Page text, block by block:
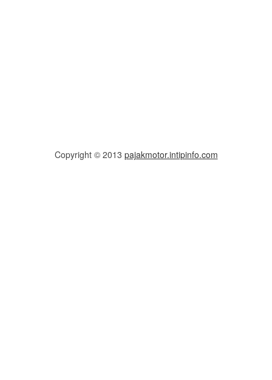
Copyright © 2013 pajakmotor.intipinfo.com